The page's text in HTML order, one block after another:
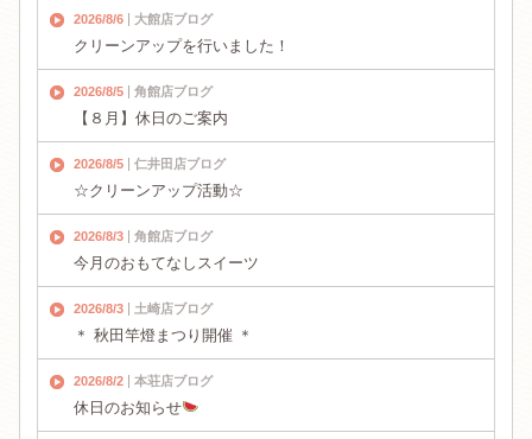
2026/8/6 大館店ブログ
クリーンアップを行いました！
2026/8/5 角館店ブログ
【８月】休日のご案内
2026/8/5 仁井田店ブログ
☆クリーンアップ活動☆
2026/8/3 角館店ブログ
今月のおもてなしスイーツ
2026/8/3 土崎店ブログ
＊ 秋田竿燈まつり開催 ＊
2026/8/2 本荘店ブログ
休日のお知らせ